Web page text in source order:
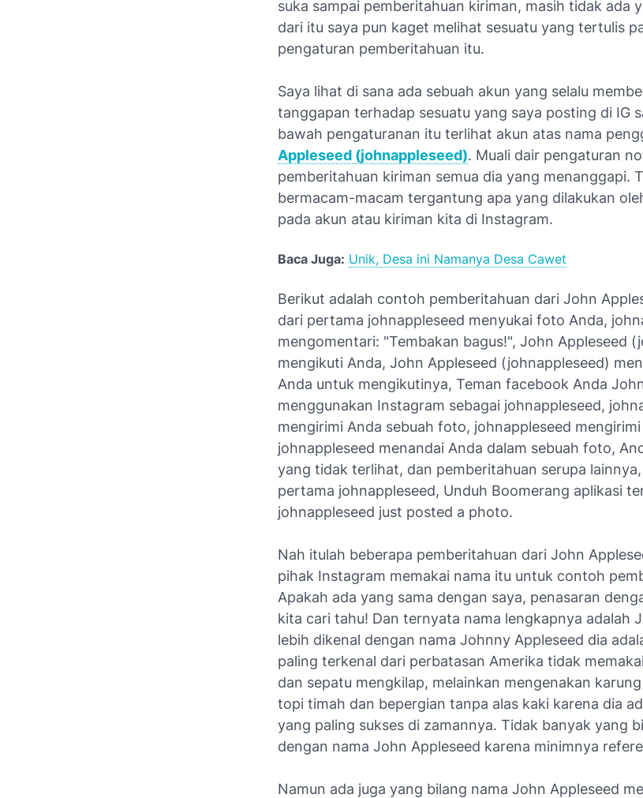
suka sampai pemberitahuan kiriman, masih tidak ada
dari itu saya pun kaget melihat sesuatu yang tertulis
pengaturan pemberitahuan itu.
Saya lihat di sana ada sebuah akun yang selalu
tanggapan terhadap sesuatu yang saya posting di IG
bawah pengaturanan itu terlihat akun atas nama
Appleseed (johnappleseed). Muali dair pengaturan
pemberitahuan kiriman semua dia yang menanggapi.
bermacam-macam tergantung apa yang dilakukan
pada akun atau kiriman kita di Instagram.
Baca Juga: Unik, Desa ini Namanya Desa Cawet
Berikut adalah contoh pemberitahuan dari John
dari pertama johnappleseed menyukai foto Anda,
mengomentari: "Tembakan bagus!", John Appleseed
mengikuti Anda, John Appleseed (johnappleseed)
Anda untuk mengikutinya, Teman facebook Anda
menggunakan Instagram sebagai johnappleseed,
mengirimi Anda sebuah foto, johnappleseed
johnappleseed menandai Anda dalam sebuah foto,
yang tidak terlihat, dan pemberitahuan serupa
pertama johnappleseed, Unduh Boomerang aplikasi
johnappleseed just posted a photo.
Nah itulah beberapa pemberitahuan dari John
pihak Instagram memakai nama itu untuk contoh
Apakah ada yang sama dengan saya, penasaran
kita cari tahu! Dan ternyata nama lengkapnya adalah
lebih dikenal dengan nama Johnny Appleseed dia
paling terkenal dari perbatasan Amerika tidak
dan sepatu mengkilap, melainkan mengenakan
topi timah dan bepergian tanpa alas kaki karena dia
yang paling sukses di zamannya. Tidak banyak yang
dengan nama John Appleseed karena minimnya
Namun ada juga yang bilang nama John Appleseed